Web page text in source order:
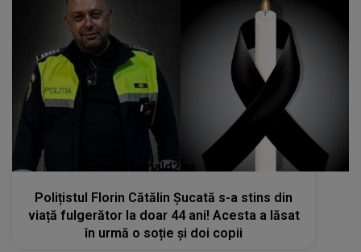
kanald2.ro
Polițistul Florin Cătălin Șucată s-a stins din
viață fulgerător la doar 44 ani! Acesta a lăsat
în urmă o soție și doi copii